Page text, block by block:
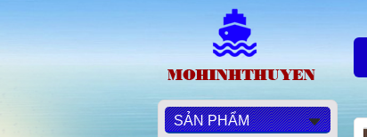
SẢN PHẨM